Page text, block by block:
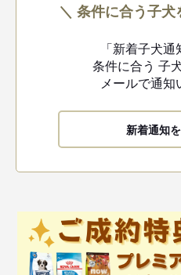
＼ 条件に合う子
「新着子犬通
条件に合う 子
メールで通知
新着通知